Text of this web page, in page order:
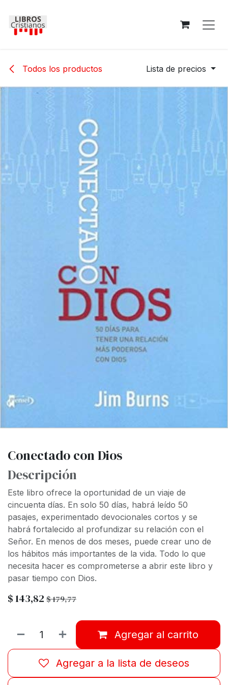
Todos los productos Lista de precios
Conectado con Dios
Descripción
Este libro ofrece la oportunidad de un viaje de
cincuenta días. En solo 50 días, habrá leído 50
pasajes, experimentado devocionales cortos y se
habrá fortalecido al profundizar su relación con el
Señor. En menos de dos meses, puede crear uno de
los hábitos más importantes de la vida. Todo lo que
necesita hacer es comprometerse a abrir este libro y
pasar tiempo con Dios.
$143,82 $179,77
Agregar al carrito
Agregar a la lista de deseos